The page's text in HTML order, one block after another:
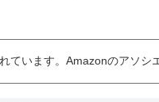
ています。Amazonのアソシ